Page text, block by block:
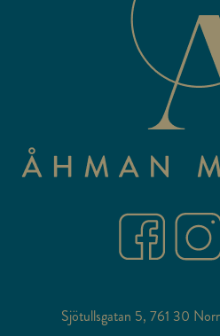
Sjötullsgatan 5, 761 30